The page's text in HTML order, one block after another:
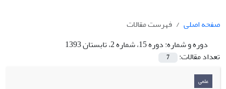
صفحه اصلی
فهرست مقالات
دوره و شماره:دوره 15، شماره 2، تابستان 1393
تعداد مقالات:
7
علمی